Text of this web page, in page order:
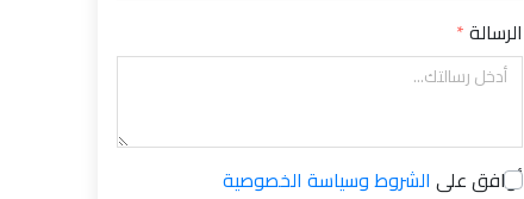
الرسالة
أوافق على الشروط وسياسة الخصوصية